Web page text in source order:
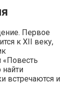
Первое
к XII веку,
«Повесть
встречаются и